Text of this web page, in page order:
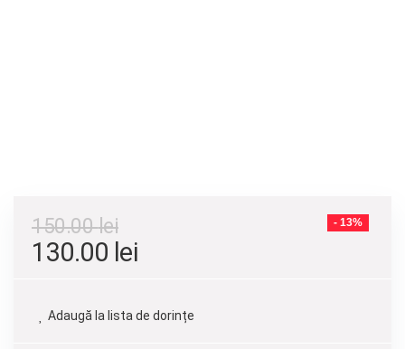
- 13%
150.00lei
Prețul
fost:
130.00 lei
este:
130.00 lei.
Adaugă la lista de dorințe